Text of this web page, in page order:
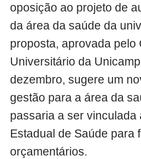
oposição ao projeto de
da área da saúde da
proposta, aprovada pelo
Universitário da
dezembro, sugere um
gestão para a área da
passaria a ser vinculada
Estadual de Saúde para
orçamentários.